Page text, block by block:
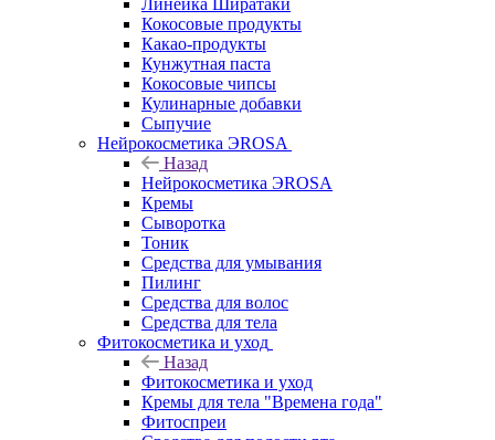
Линейка Ширатаки
Кокосовые продукты
Какао-продукты
Кунжутная паста
Кокосовые чипсы
Кулинарные добавки
Сыпучие
Нейрокосметика ЭROSA
Назад
Нейрокосметика ЭROSA
Кремы
Сыворотка
Тоник
Средства для умывания
Пилинг
Средства для волос
Средства для тела
Фитокосметика и уход
Назад
Фитокосметика и уход
Кремы для тела "Времена года"
Фитоспреи